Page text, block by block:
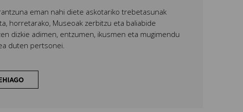
eman nahi diete askotariko trebetasunak
horretarako, Museoak zerbitzu eta baliabide
dizkie adimen, entzumen, ikusmen eta mugimendu
duten pertsonei.